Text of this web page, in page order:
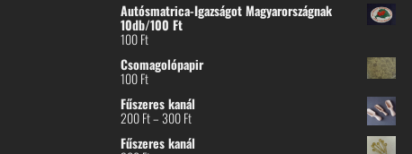
Autósmatrica-Igazságot Magyarországnak
10db/100 Ft
100Ft
Csomagolópapir
100Ft
Fűszeres kanál
200Ft– 300FtÁrtartomány:
-
Fűszeres kanál